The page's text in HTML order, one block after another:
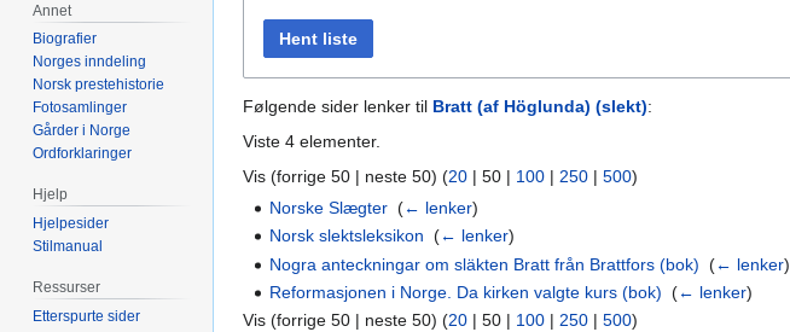
Hent liste
Følgende sider lenker til Bratt (af Höglunda) (slekt):
Viste 4 elementer.
Vis (forrige 50 | neste 50) (20 | 50 | 100 | 250 | 500)
Norske Slægter ‎(← lenker)
Norsk slektsleksikon ‎(← lenker)
Nogra anteckningar om släkten Bratt från Brattfors (bok) ‎(← lenker)
Reformasjonen i Norge. Da kirken valgte kurs (bok) ‎(← lenker)
Vis (forrige 50 | neste 50) (20 | 50 | 100 | 250 | 500)
Annet
Biografier
Norges inndeling
Norsk prestehistorie
Fotosamlinger
Gårder i Norge
Ordforklaringer
Hjelp
Hjelpesider
Stilmanual
Ressurser
Etterspurte sider